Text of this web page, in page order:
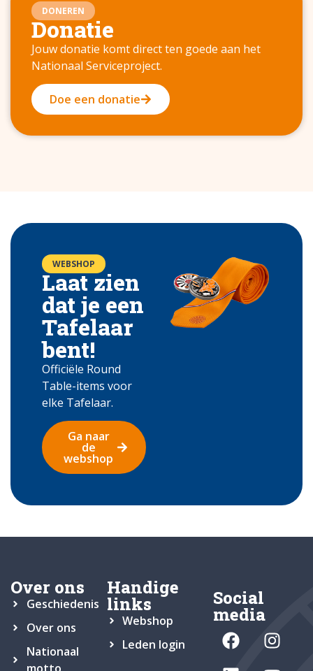
DONEREN
Donatie
Jouw donatie komt direct ten goede aan het
Nationaal Serviceproject.
Doe een donatie
WEBSHOP
Laat zien
dat je een
Tafelaar
bent!
Officiële Round
Table-items voor
elke Tafelaar.
Ga naar
de
webshop
Over ons
Geschiedenis
Over ons
Nationaal
Handige
links
Webshop
Leden login
Social
media